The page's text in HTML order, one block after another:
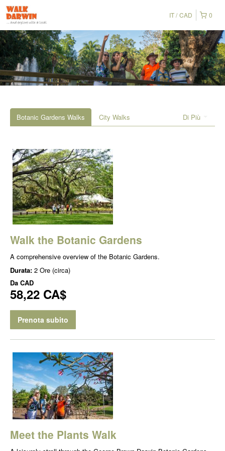
0
IT CAD
Di Più
Botanic Gardens Walks City Walks
Walk the Botanic Gardens
A comprehensive overview of the Botanic Gardens.
Durata: 2 Ore (circa)
Da CAD
58,22 CA$
Prenota subito
Meet the Plants Walk